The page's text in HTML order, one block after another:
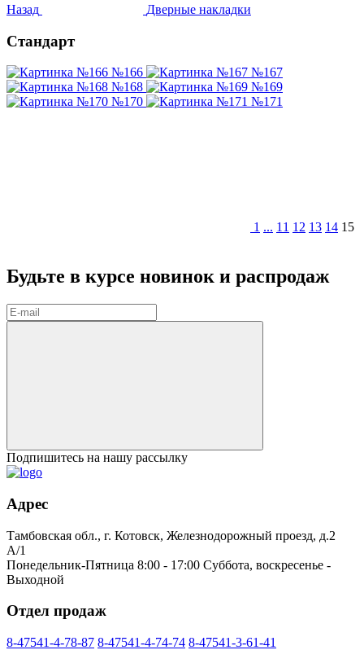
Назад Дверные накладки
Стандарт
№166
№167
№168
№169
№170
№171
1 ... 11 12 13 14 15
Будьте в курсе новинок и распродаж
Подпишитесь на нашу рассылку
Адрес
Тамбовская обл., г. Котовск, Железнодорожный проезд, д.2
А/1
Понедельник-Пятница 8:00 - 17:00 Суббота, воскресенье -
Выходной
Отдел продаж
8-47541-4-78-87 8-47541-4-74-74 8-47541-3-61-41